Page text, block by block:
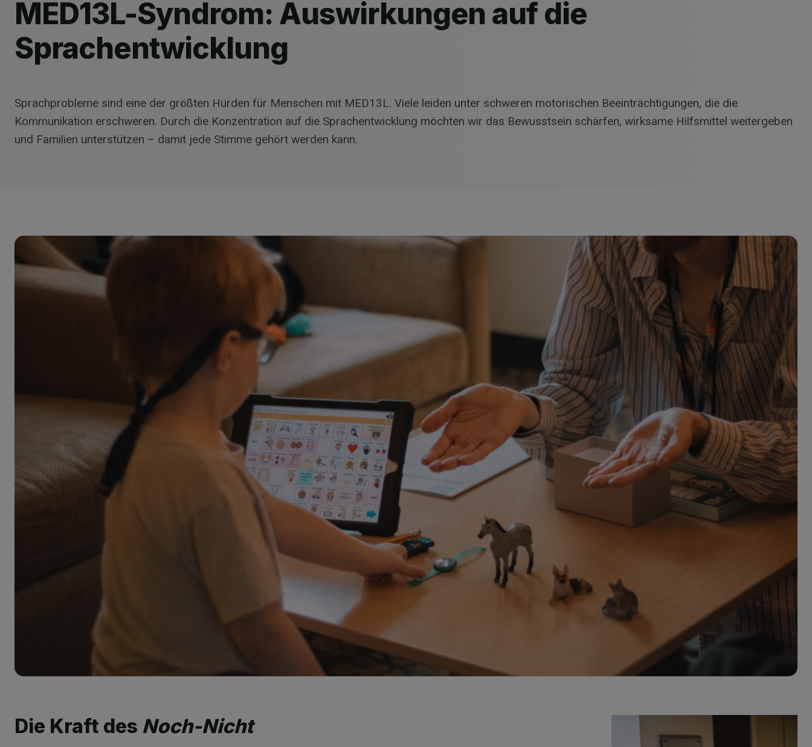
MED13L-Syndrom: Auswirkungen auf die
Sprachentwicklung
Sprachprobleme sind eine der größten Hürden für Menschen mit MED13L. Viele leiden unter schweren motorischen Beeinträchtigungen, die die
Kommunikation erschweren. Durch die Konzentration auf die Sprachentwicklung möchten wir das Bewusstsein schärfen, wirksame Hilfsmittel weitergeben
und Familien unterstützen – damit jede Stimme gehört werden kann.
Die Kraft des Noch-Nicht